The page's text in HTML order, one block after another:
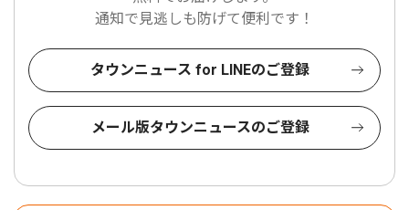
通知で見逃しも防げて便利です！
タウンニュース for LINEのご登録
メール版タウンニュースのご登録